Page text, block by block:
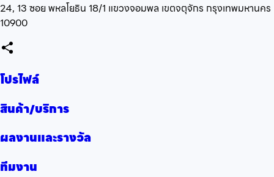
24, 13 ซอย พหลโยธิน 18/1 แขวงจอมพล เขตจตุจักร กรุงเทพมหานคร
10900
โปรไฟล์
สินค้า/บริการ
ผลงานและรางวัล
ทีมงาน